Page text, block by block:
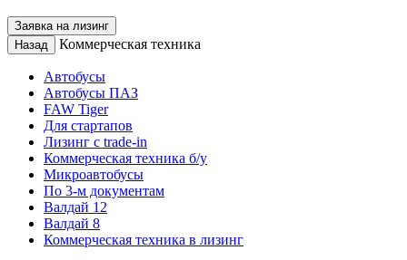
Заявка на лизинг
Назад
Коммерческая техника
Автобусы
Автобусы ПАЗ
FAW Tiger
Для стартапов
Лизинг с trade-in
Коммерческая техника б/у
Микроавтобусы
По 3-м документам
Валдай 12
Валдай 8
Коммерческая техника в лизинг